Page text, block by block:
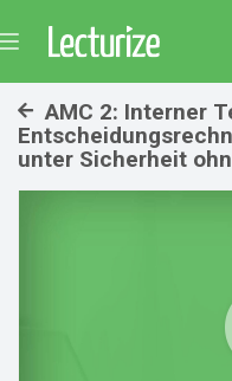
AMC 2: Interner
unter Sicherheit